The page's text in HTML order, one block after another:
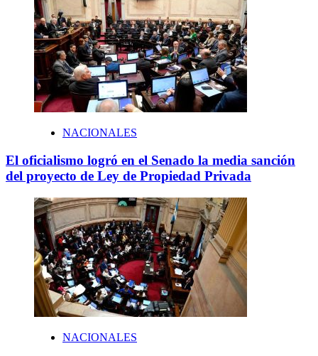
NACIONALES
El oficialismo logró en el Senado la media sanción
del proyecto de Ley de Propiedad Privada
NACIONALES